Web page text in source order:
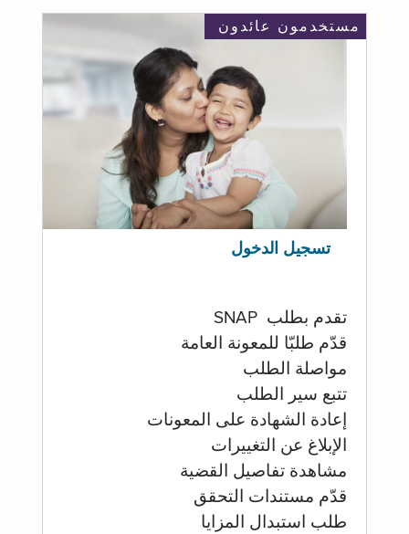
مستخدمون عائدون
تسجيل الدخول
تقدم بطلب SNAP
قدّم طلبّا للمعونة العامة
مواصلة الطلب
تتبع سير الطلب
إعادة الشهادة على المعونات
الإبلاغ عن التغييرات
مشاهدة تفاصيل القضية
قدّم مستندات التحقق
طلب استبدال المزايا